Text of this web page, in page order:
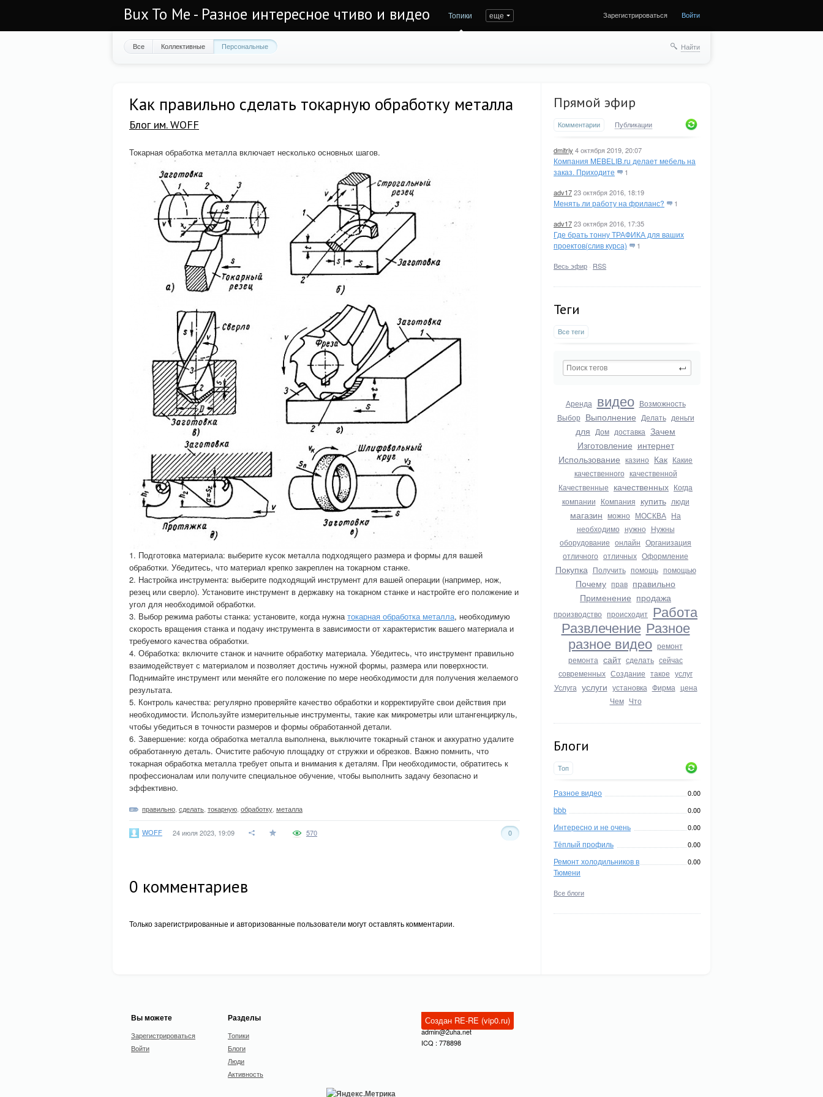
Bux To Me - Разное интересное чтиво и видео Топики еще Зарегистрироваться Войти
Все Коллективные Персональные Найти
Прямой эфир
Комментарии Публикации
dmitriy 4 октября 2019, 20:07
Компания MEBELIB.ru делает мебель на
заказ. Приходите
1
adv1723 октября 2016, 18:19
Менять ли работу на фриланс? 1
adv1723 октября 2016, 17:35
Где брать тонну ТРАФИКА для ваших
проектов(слив курса)
1
Весь эфир · RSS
Теги
Все теги
Аренда видео Возможность
Выбор Выполнение Делать деньги
для Дом доставка Зачем
Изготовление интернет
Использование казино Как Какие
качественного качественной
Качественные качественных Когда
компании Компания купить люди
магазин можно МОСКВА На
необходимо нужно Нужны
оборудование онлайн Организация
отличного отличных Оформление
Покупка Получить помощь помощью
Почему прав правильно
Применение продажа
производство происходит Работа
Развлечение Разное
разное видео ремонт
ремонта сайт сделать сейчас
современных Создание такое услуг
Услуга услуги установка Фирма цена
Чем Что
Блоги
Топ
Разное видео 0.00
bbb 0.00
Интересно и не очень 0.00
Тёплый профиль 0.00
Ремонт холодильников в
Тюмени
0.00
Все блоги
Как правильно сделать токарную обработку металла
Блог им. WOFF
Токарная обработка металла включает несколько основных шагов.
1. Подготовка материала: выберите кусок металла подходящего размера и формы для вашей
обработки. Убедитесь, что материал крепко закреплен на токарном станке.
2. Настройка инструмента: выберите подходящий инструмент для вашей операции (например, нож,
резец или сверло). Установите инструмент в державку на токарном станке и настройте его положение и
угол для необходимой обработки.
3. Выбор режима работы станка: установите, когда нужнатокарная обработка металла, необходимую
скорость вращения станка и подачу инструмента в зависимости от характеристик вашего материала и
требуемого качества обработки.
4. Обработка: включите станок и начните обработку материала. Убедитесь, что инструмент правильно
взаимодействует с материалом и позволяет достичь нужной формы, размера или поверхности.
Поднимайте инструмент или меняйте его положение по мере необходимости для получения желаемого
результата.
5. Контроль качества: регулярно проверяйте качество обработки и корректируйте свои действия при
необходимости. Используйте измерительные инструменты, такие как микрометры или штангенциркуль,
чтобы убедиться в точности размеров и формы обработанной детали.
6. Завершение: когда обработка металла выполнена, выключите токарный станок и аккуратно удалите
обработанную деталь. Очистите рабочую площадку от стружки и обрезков. Важно помнить, что
токарная обработка металла требует опыта и внимания к деталям. При необходимости, обратитесь к
профессионалам или получите специальное обучение, чтобы выполнить задачу безопасно и
эффективно.
правильно сделать токарную обработку металла
WOFF 24 июля 2023, 19:09 0
570
0 комментариев
Только зарегистрированные и авторизованные пользователи могут оставлять комментарии.
Вы можете
Зарегистрироваться
Войти
Разделы
Топики
Блоги
Люди
Активность
Создан RE-RE (vip0.ru)
admin@2uha.net
ICQ : 778898